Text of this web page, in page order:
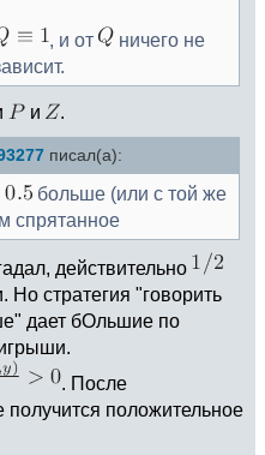
, и от
ничего не
и .
писал(а):
больше (или с той же
спрятанное
действительно
Но стратегия "говорить
дает бОльшие по
. После
получится положительное